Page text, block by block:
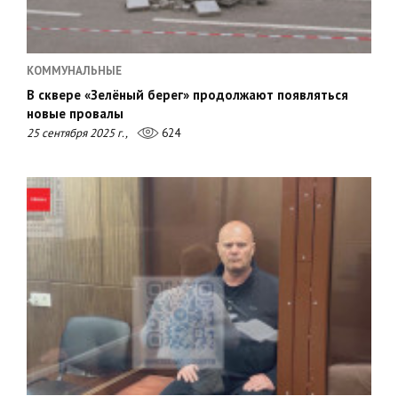
КОММУНАЛЬНЫЕ
В сквере «Зелёный берег» продолжают появляться
новые провалы
25 сентября 2025 г., 624